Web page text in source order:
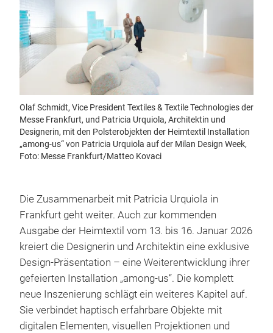
Olaf Schmidt, Vice President Textiles & Textile Technologies der
Messe Frankfurt, und Patricia Urquiola, Architektin und
Designerin, mit den Polsterobjekten der Heimtextil Installation
„among-us“ von Patricia Urquiola auf der Milan Design Week,
Foto: Messe Frankfurt/Matteo Kovaci
Die Zusammenarbeit mit Patricia Urquiola in
Frankfurt geht weiter. Auch zur kommenden
Ausgabe der Heimtextil vom 13. bis 16. Januar 2026
kreiert die Designerin und Architektin eine exklusive
Design-Präsentation – eine Weiterentwicklung ihrer
gefeierten Installation „among-us“. Die komplett
neue Inszenierung schlägt ein weiteres Kapitel auf.
Sie verbindet haptisch erfahrbare Objekte mit
digitalen Elementen, visuellen Projektionen und